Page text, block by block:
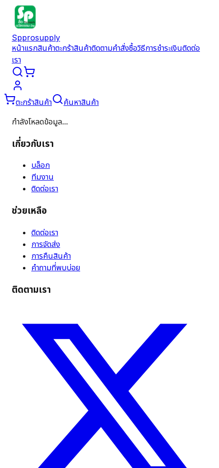
Spprosupply
หน้าแรกสินค้าตะกร้าสินค้าติดตามคำสั่งซื้อวิธีการชำระเงินติดต่อ
เรา
ตะกร้าสินค้า
ค้นหาสินค้า
กำลังโหลดข้อมูล...
เกี่ยวกับเรา
บล็อก
ทีมงาน
ติดต่อเรา
ช่วยเหลือ
ติดต่อเรา
การจัดส่ง
การคืนสินค้า
คำถามที่พบบ่อย
ติดตามเรา